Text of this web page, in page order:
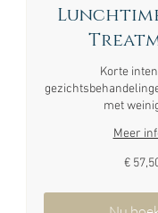
Korte
met
Meer
€